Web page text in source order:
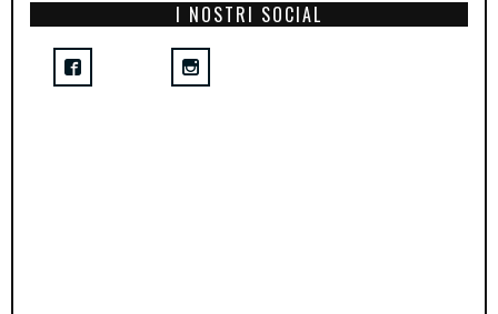
I NOSTRI SOCIAL